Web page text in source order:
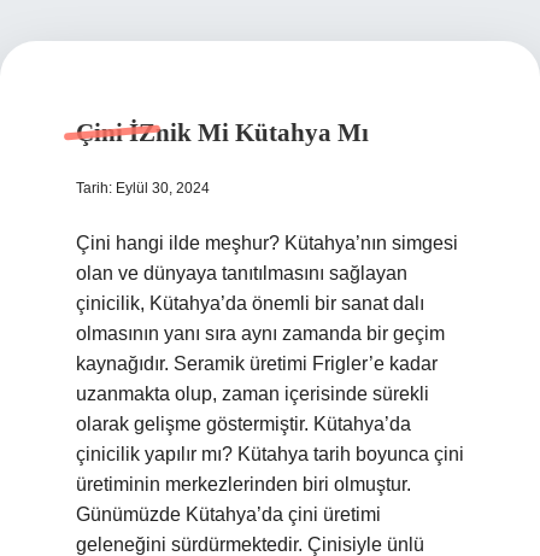
Çini İZnik Mi Kütahya Mı
Tarih: Eylül 30, 2024
Çini hangi ilde meşhur? Kütahya’nın simgesi
olan ve dünyaya tanıtılmasını sağlayan
çinicilik, Kütahya’da önemli bir sanat dalı
olmasının yanı sıra aynı zamanda bir geçim
kaynağıdır. Seramik üretimi Frigler’e kadar
uzanmakta olup, zaman içerisinde sürekli
olarak gelişme göstermiştir. Kütahya’da
çinicilik yapılır mı? Kütahya tarih boyunca çini
üretiminin merkezlerinden biri olmuştur.
Günümüzde Kütahya’da çini üretimi
geleneğini sürdürmektedir. Çinisiyle ünlü